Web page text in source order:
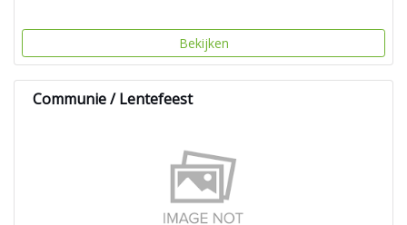
Bekijken
Communie / Lentefeest